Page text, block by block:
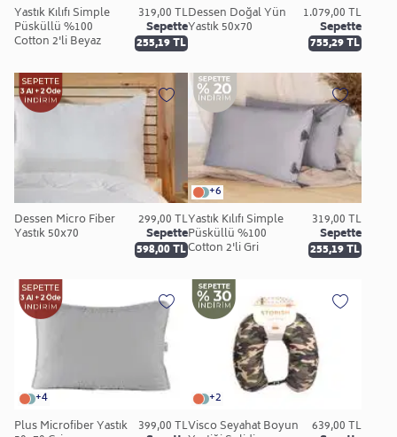
Yastık Kılıfı Simple
Püsküllü %100
Cotton 2'li Beyaz
319,00 TL
Sepette
255,19 TL
Dessen Doğal Yün
Yastık 50x70
1.079,00 TL
Sepette
755,29 TL
Dessen Micro Fiber
Yastık 50x70
299,00 TL
Sepette
598,00 TL
+6
Yastık Kılıfı Simple
Püsküllü %100
Cotton 2'li Gri
319,00 TL
Sepette
255,19 TL
+4
Plus Microfiber Yastık
399,00 TL
+2
Visco Seyahat Boyun
639,00 TL